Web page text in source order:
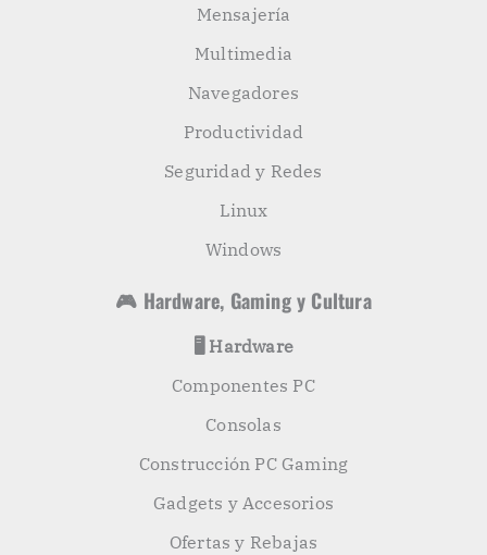
Mensajería
Multimedia
Navegadores
Productividad
Seguridad y Redes
Linux
Windows
🎮 Hardware, Gaming y Cultura
🖥️ Hardware
Componentes PC
Consolas
Construcción PC Gaming
Gadgets y Accesorios
Ofertas y Rebajas